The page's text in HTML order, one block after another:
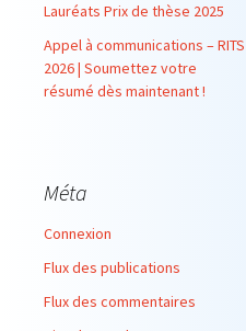
Lauréats Prix de thèse 2025
Appel à communications – RITS
2026 | Soumettez votre
résumé dès maintenant !
Méta
Connexion
Flux des publications
Flux des commentaires